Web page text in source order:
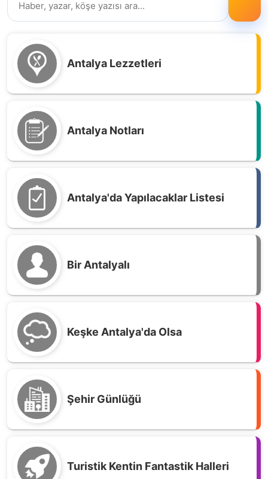
Antalya Lezzetleri
Antalya Notları
Antalya'da Yapılacaklar Listesi
Bir Antalyalı
Keşke Antalya'da Olsa
Şehir Günlüğü
Turistik Kentin Fantastik Halleri